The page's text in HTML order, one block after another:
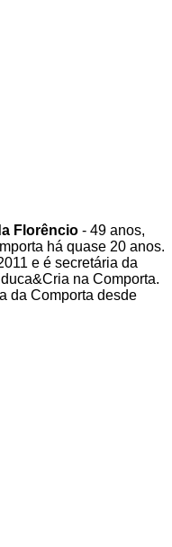
Florêncio - 49 anos,
há quase 20 anos.
e é secretária da
na Comporta.
da Comporta desde